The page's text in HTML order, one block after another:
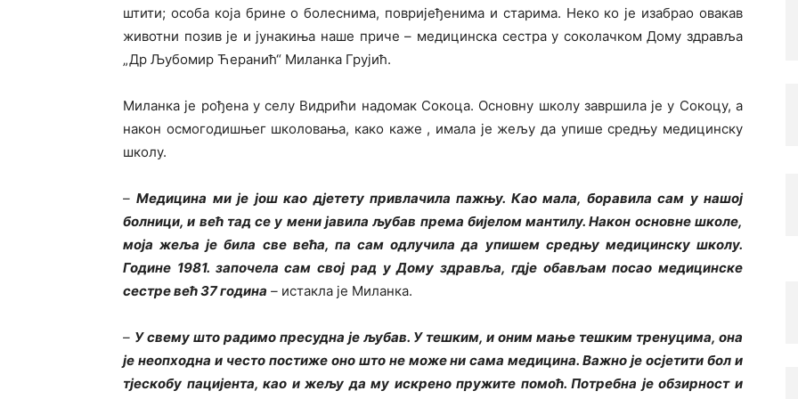
штити; особа која брине о болеснима, повријеђенима и старима. Неко ко је изабрао овакав
животни позив је и јунакиња наше приче – медицинска сестра у соколачком Дому здравља
„Др Љубомир Ћеранић“ Миланка Грујић.
Миланка је рођена у селу Видрићи надомак Сокоца. Основну школу завршила је у Сокоцу, а
након осмогодишњег школовања, како каже , имала је жељу да упише средњу медицинску
школу.
–Медицина ми је још као дјетету привлачила пажњу. Као мала, боравила сам у нашој
болници, и већ тад се у мени јавила љубав према бијелом мантилу. Након основне школе,
моја жеља је била све већа, па сам одлучила да упишем средњу медицинску школу.
Године 1981. започела сам свој рад у Дому здравља, гдје обављам посао медицинске
сестре већ 37 година – истакла је Миланка.
– У свему што радимо пресудна је љубав. У тешким, и оним мање тешким тренуцима, она
је неопходна и често постиже оно што не може ни сама медицина. Важно је осјетити бол и
тјескобу пацијента, као и жељу да му искрено пружите помоћ. Потребна је обзирност и